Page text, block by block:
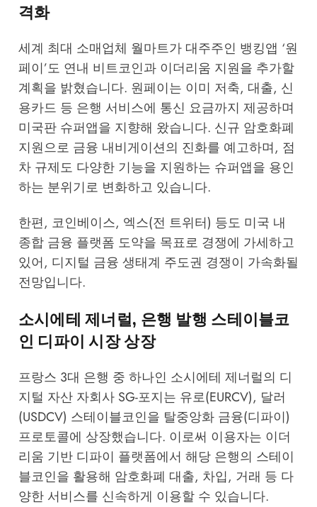
격화
세계 최대 소매업체 월마트가 대주주인 뱅킹앱 ‘원
페이’도 연내 비트코인과 이더리움 지원을 추가할
계획을 밝혔습니다. 원페이는 이미 저축, 대출, 신
용카드 등 은행 서비스에 통신 요금까지 제공하며
미국판 슈퍼앱을 지향해 왔습니다. 신규 암호화폐
지원으로 금융 내비게이션의 진화를 예고하며, 점
차 규제도 다양한 기능을 지원하는 슈퍼앱을 용인
하는 분위기로 변화하고 있습니다.
한편, 코인베이스, 엑스(전 트위터) 등도 미국 내
종합 금융 플랫폼 도약을 목표로 경쟁에 가세하고
있어, 디지털 금융 생태계 주도권 경쟁이 가속화될
전망입니다.
소시에테 제너럴, 은행 발행 스테이블코
인 디파이 시장 상장
프랑스 3대 은행 중 하나인 소시에테 제너럴의 디
지털 자산 자회사 SG-포지는 유로(EURCV), 달러
(USDCV) 스테이블코인을 탈중앙화 금융(디파이)
프로토콜에 상장했습니다. 이로써 이용자는 이더
리움 기반 디파이 플랫폼에서 해당 은행의 스테이
블코인을 활용해 암호화폐 대출, 차입, 거래 등 다
양한 서비스를 신속하게 이용할 수 있습니다.